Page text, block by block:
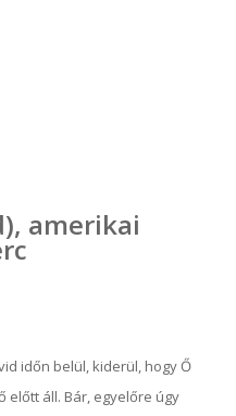
amerikai
időn belül, kiderül, hogy Ő
előtt áll. Bár, egyelőre úgy